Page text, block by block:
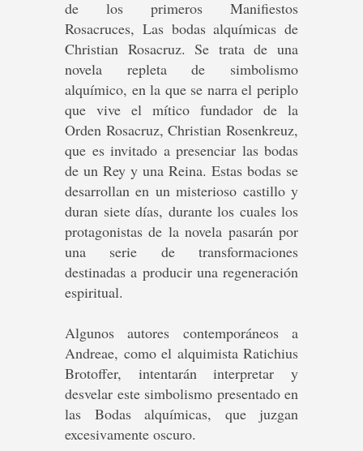
de los primeros Manifiestos
Rosacruces, Las bodas alquímicas de
Christian Rosacruz.​ Se trata de una
novela repleta de simbolismo
alquímico, en la que se narra el periplo
que vive el mítico fundador de la
Orden Rosacruz, Christian Rosenkreuz,
que es invitado a presenciar las bodas
de un Rey y una Reina. Estas bodas se
desarrollan en un misterioso castillo y
duran siete días, durante los cuales los
protagonistas de la novela pasarán por
una serie de transformaciones
destinadas a producir una regeneración
espiritual.
Algunos autores contemporáneos a
Andreae, como el alquimista Ratichius
Brotoffer, intentarán interpretar y
desvelar este simbolismo presentado en
las Bodas alquímicas, que juzgan
excesivamente oscuro.